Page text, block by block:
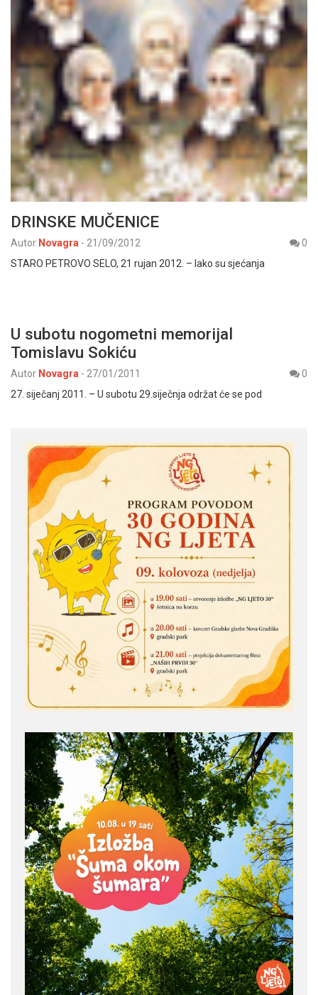
DRINSKE MUČENICE
Autor Novagra - 21/09/2012
0
STARO PETROVO SELO, 21 rujan 2012. – Iako su sjećanja
U subotu nogometni memorijal
Tomislavu Sokiću
Autor Novagra - 27/01/2011
0
27. siječanj 2011. – U subotu 29.siječnja održat će se pod